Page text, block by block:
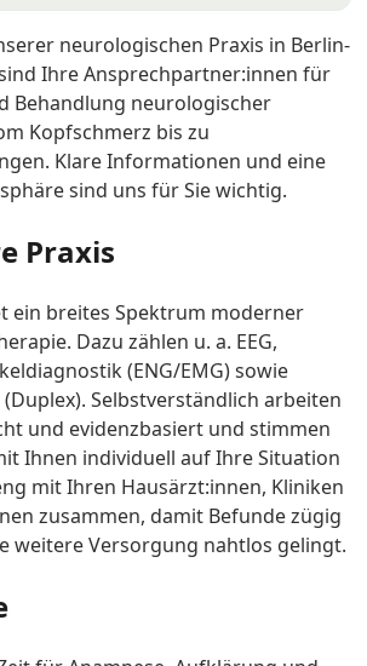
neurologischen Praxis in Berlin-
Ihre Ansprech­partner:innen für
Behandlung neurologischer
Kopfschmerz bis zu
Klare Informationen und eine
sind uns für Sie wichtig.
Praxis
ein breites Spektrum moderner
Dazu zählen u. a. EEG,
(ENG/EMG) sowie
Selbstverständlich arbeiten
und evidenzbasiert und stimmen
Ihnen individuell auf Ihre Situation
mit Ihren Hausärzt:innen, Kliniken
zusammen, damit Befunde zügig
weitere Versorgung nahtlos gelingt.